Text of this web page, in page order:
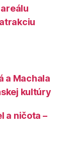
a Machala
kultúry
a ničota –